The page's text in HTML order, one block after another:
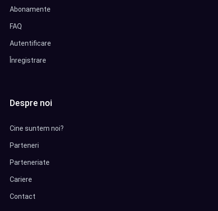
Abonamente
FAQ
Autentificare
Înregistrare
Despre noi
Cine suntem noi?
Parteneri
Parteneriate
Cariere
Contact